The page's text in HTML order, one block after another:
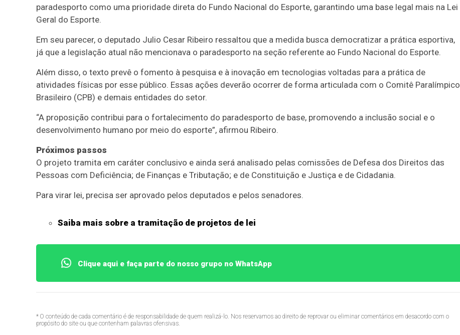
paradesporto como uma prioridade direta do Fundo Nacional do Esporte, garantindo uma base legal mais na Lei
Geral do Esporte.
Em seu parecer, o deputado Julio Cesar Ribeiro ressaltou que a medida busca democratizar a prática esportiva,
já que a legislação atual não mencionava o paradesporto na seção referente ao Fundo Nacional do Esporte.
Além disso, o texto prevê o fomento à pesquisa e à inovação em tecnologias voltadas para a prática de
atividades físicas por esse público. Essas ações deverão ocorrer de forma articulada com o Comitê Paralímpico
Brasileiro (CPB) e demais entidades do setor.
“A proposição contribui para o fortalecimento do paradesporto de base, promovendo a inclusão social e o
desenvolvimento humano por meio do esporte”, afirmou Ribeiro.
Próximos passos
O projeto tramita em caráter conclusivo e ainda será analisado pelas comissões de Defesa dos Direitos das
Pessoas com Deficiência; de Finanças e Tributação; e de Constituição e Justiça e de Cidadania.
Para virar lei, precisa ser aprovado pelos deputados e pelos senadores.
Saiba mais sobre a tramitação de projetos de lei
Clique aqui e faça parte do nosso grupo no WhatsApp
* O conteúdo de cada comentário é de responsabilidade de quem realizá-lo. Nos reservamos ao direito de reprovar ou eliminar comentários em desacordo com o
propósito do site ou que contenham palavras ofensivas.